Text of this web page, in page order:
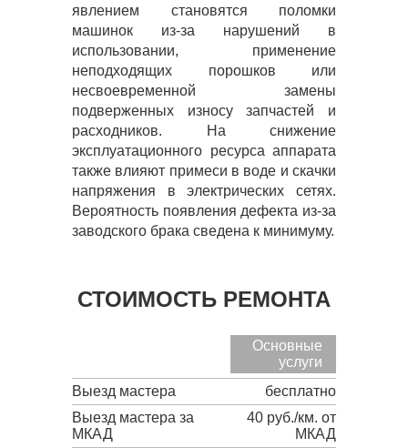
явлением становятся поломки
машинок из-за нарушений в
использовании, применение
неподходящих порошков или
несвоевременной замены
подверженных износу запчастей и
расходников. На снижение
эксплуатационного ресурса аппарата
также влияют примеси в воде и скачки
напряжения в электрических сетях.
Вероятность появления дефекта из-за
заводского брака сведена к минимуму.
СТОИМОСТЬ РЕМОНТА
Основные
услуги
Выезд мастера
бесплатно
Выезд мастера за
МКАД
40 руб./км. от
МКАД